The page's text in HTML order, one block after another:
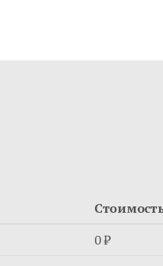
0 ₽